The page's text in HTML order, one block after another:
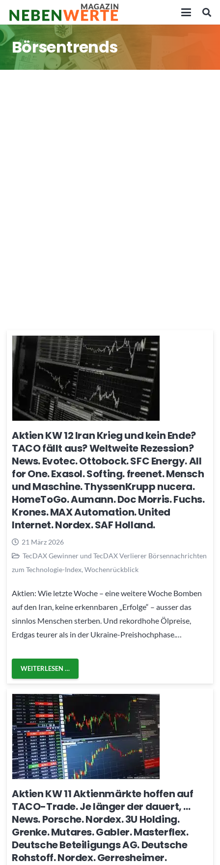
Börsentrends
Aktien KW 12 Iran Krieg und kein Ende?
TACO fällt aus? Weltweite Rezession?
News. Evotec. Ottobock. SFC Energy. All
for One. Exasol. Softing. freenet. Mensch
und Maschine. ThyssenKrupp nucera.
HomeToGo. Aumann. Doc Morris. Fuchs.
Krones. MAX Automation. United
Internet. Nordex. SAF Holland.
21 März 2026
TecDAX Gewinner und TecDAX Verlierer Börsennachrichten
zum Technologie-Index, Wochenrückblick
Aktien: Wie letzte Woche – eine weitere Woche Bomben
auf den Iran, keine erkennbaren „Erfolge“ – ausser das
sinnlos Menschen sterben. Und rekordhohe Ölpreise,
Erdgas teurer als in der Ukraine-Preishochphase.…
WEITERLESEN …
Aktien KW 11 Aktienmärkte hoffen auf
TACO-Trade. Je länger der dauert, …
News. Porsche. Nordex. 3U Holding.
Grenke. Mutares. Gabler. Masterflex.
Deutsche Beteiligungs AG. Deutsche
Rohstoff. Nordex. Gerresheimer.